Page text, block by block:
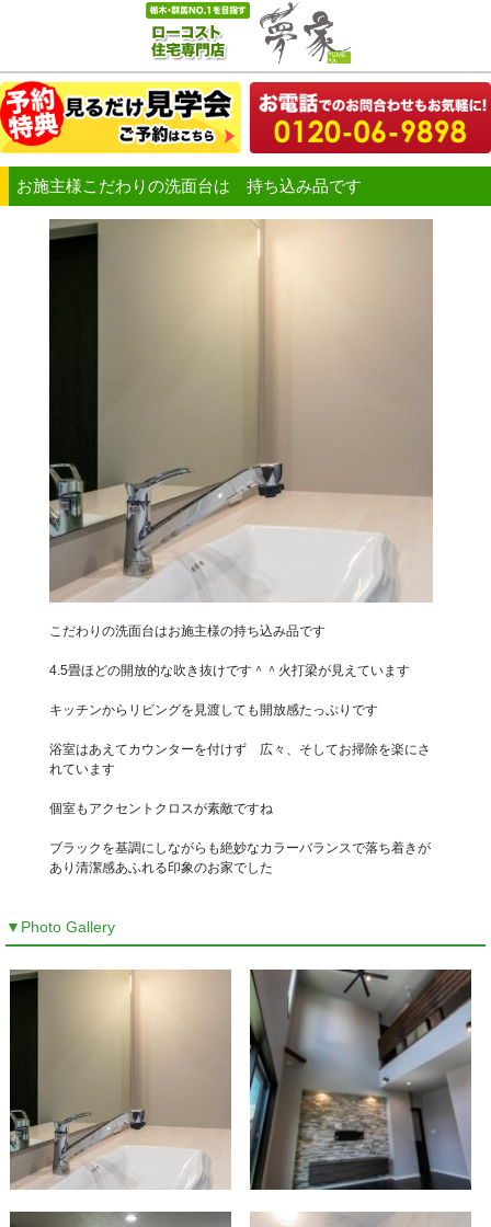
お施主様こだわりの洗面台は 持ち込み品です
こだわりの洗面台はお施主様の持ち込み品です
4.5畳ほどの開放的な吹き抜けです＾＾火打梁が見えています
キッチンからリビングを見渡しても開放感たっぷりです
浴室はあえてカウンターを付けず 広々、そしてお掃除を楽にさ
れています
個室もアクセントクロスが素敵ですね
ブラックを基調にしながらも絶妙なカラーバランスで落ち着きが
あり清潔感あふれる印象のお家でした
▼Photo Gallery